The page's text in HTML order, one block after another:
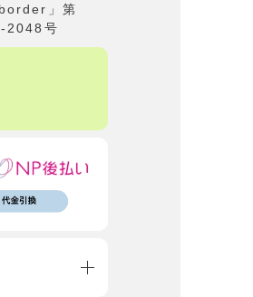
」第
2048号